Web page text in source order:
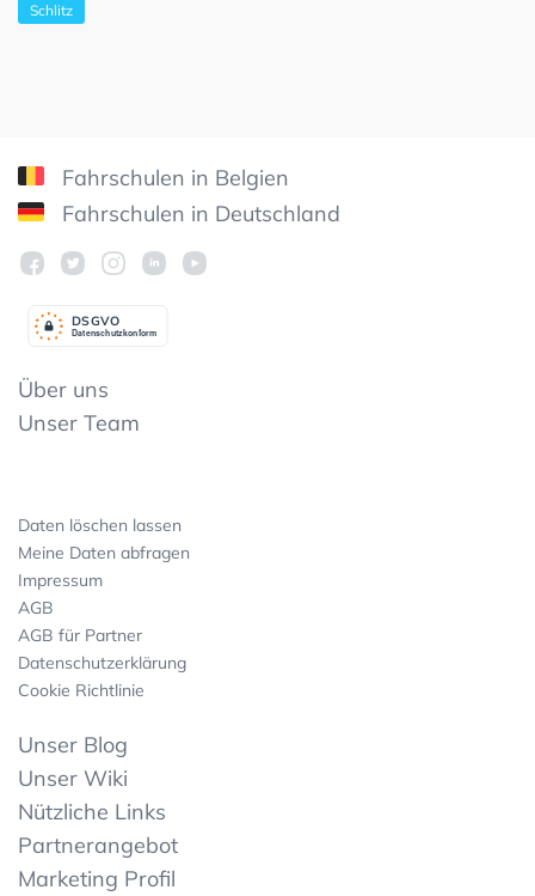
Schlitz
Fahrschulen in Belgien
Fahrschulen in Deutschland
Datenschutzkonform
DSGVO
Über uns
Unser Team
Daten löschen lassen
Meine Daten abfragen
Impressum
AGB
AGB für Partner
Datenschutzerklärung
Cookie Richtlinie
Unser Blog
Unser Wiki
Nützliche Links
Partnerangebot
Marketing Profil